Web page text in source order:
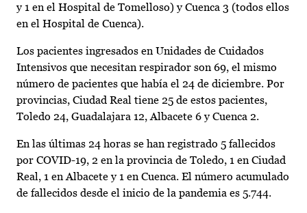
y 1 en el Hospital de Tomelloso) y Cuenca 3 (todos ellos
en el Hospital de Cuenca).
Los pacientes ingresados en Unidades de Cuidados
Intensivos que necesitan respirador son 69, el mismo
número de pacientes que había el 24 de diciembre. Por
provincias, Ciudad Real tiene 25 de estos pacientes,
Toledo 24, Guadalajara 12, Albacete 6 y Cuenca 2.
En las últimas 24 horas se han registrado 5 fallecidos
por COVID-19, 2 en la provincia de Toledo, 1 en Ciudad
Real, 1 en Albacete y 1 en Cuenca. El número acumulado
de fallecidos desde el inicio de la pandemia es 5.744.